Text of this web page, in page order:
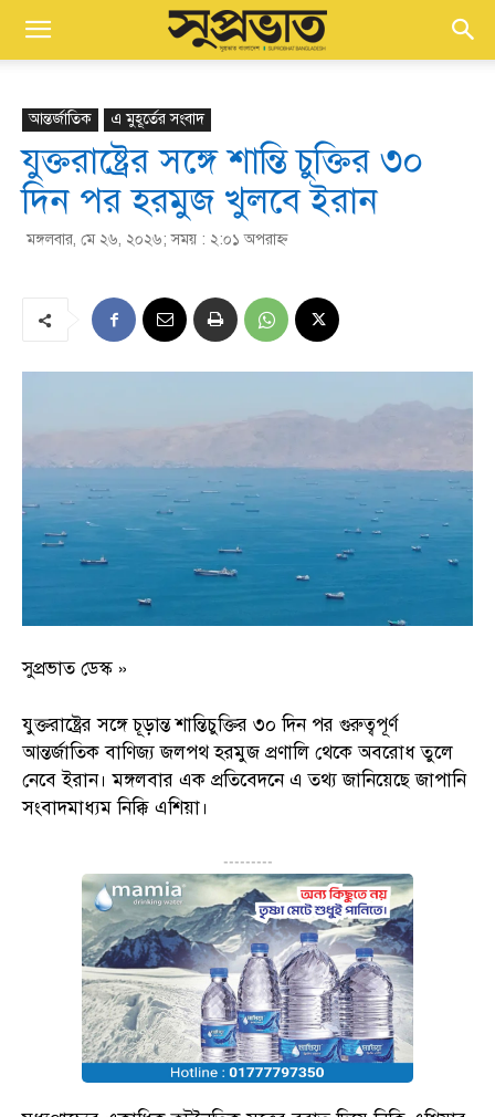
আন্তর্জাতিক এ মুহূর্তের সংবাদ
যুক্তরাষ্ট্রের সঙ্গে শান্তি চুক্তির ৩০
দিন পর হরমুজ খুলবে ইরান
মঙ্গলবার, মে ২৬, ২০২৬; সময় : ২:০১ অপরাহ্ণ
সুপ্রভাত ডেস্ক »
যুক্তরাষ্ট্রের সঙ্গে চূড়ান্ত শান্তিচুক্তির ৩০ দিন পর গুরুত্বপূর্ণ
আন্তর্জাতিক বাণিজ্য জলপথ হরমুজ প্রণালি থেকে অবরোধ তুলে
নেবে ইরান। মঙ্গলবার এক প্রতিবেদনে এ তথ্য জানিয়েছে জাপানি
সংবাদমাধ্যম নিক্কি এশিয়া।
---------